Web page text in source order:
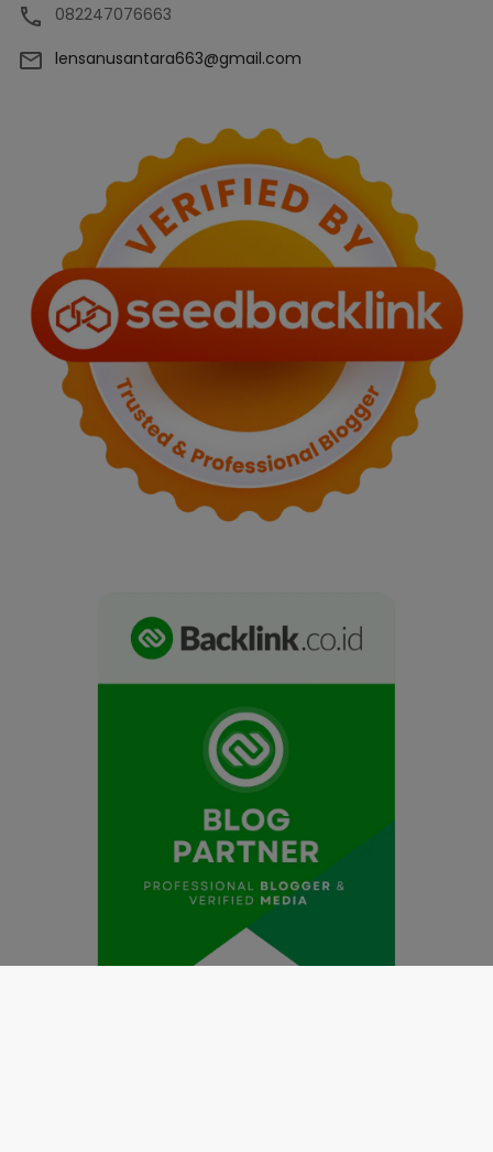
082247076663
lensanusantara663@gmail.com